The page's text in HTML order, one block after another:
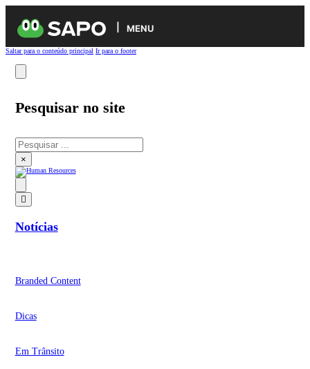
MENU
Saltar para o conteúdo principal Ir para o footer
Pesquisar no site
Pesquisar
×
Notícias
Branded Content
Dicas
Em Trânsito